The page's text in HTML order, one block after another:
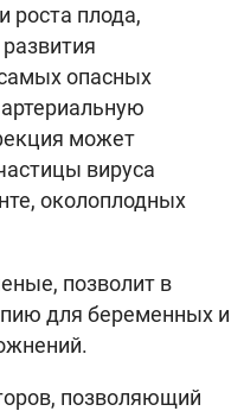
роста плода,
опасных
может
вируса
околоплодных
позволит в
для беременных и
позволяющий